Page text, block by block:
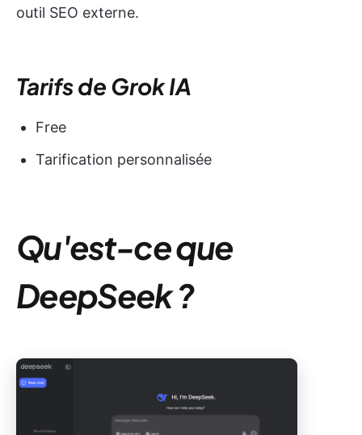
outil SEO externe.
Tarifs de Grok IA
Free
Tarification personnalisée
Qu'est-ce que
DeepSeek ?